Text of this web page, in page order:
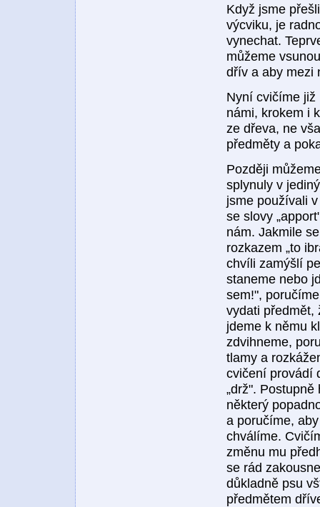
Když jsme
výcviku, je
vynechat.
můžeme
dřív a aby mezi
Nyní cvičíme již
námi, krokem i
ze dřeva, ne
předměty a
Později
splynuly v
jsme používali
se slovy
nám. Jakmile
rozkazem „to
chvíli zamýšlí
staneme nebo
sem!",
vydati předmět,
jdeme k němu
zdvihneme,
tlamy a
cvičení provádí
„drž".
některý
a poručíme,
chválíme.
změnu mu
se rád
důkladně psu
předmětem